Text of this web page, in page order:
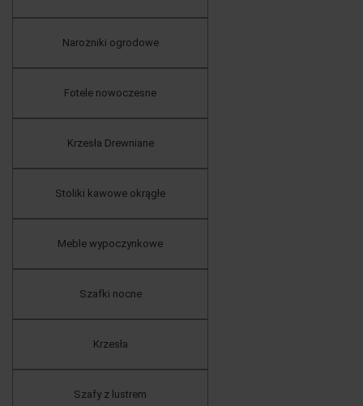
Narożniki ogrodowe
Fotele nowoczesne
Krzesła Drewniane
Stoliki kawowe okrągłe
Meble wypoczynkowe
Szafki nocne
Krzesła
Szafy z lustrem